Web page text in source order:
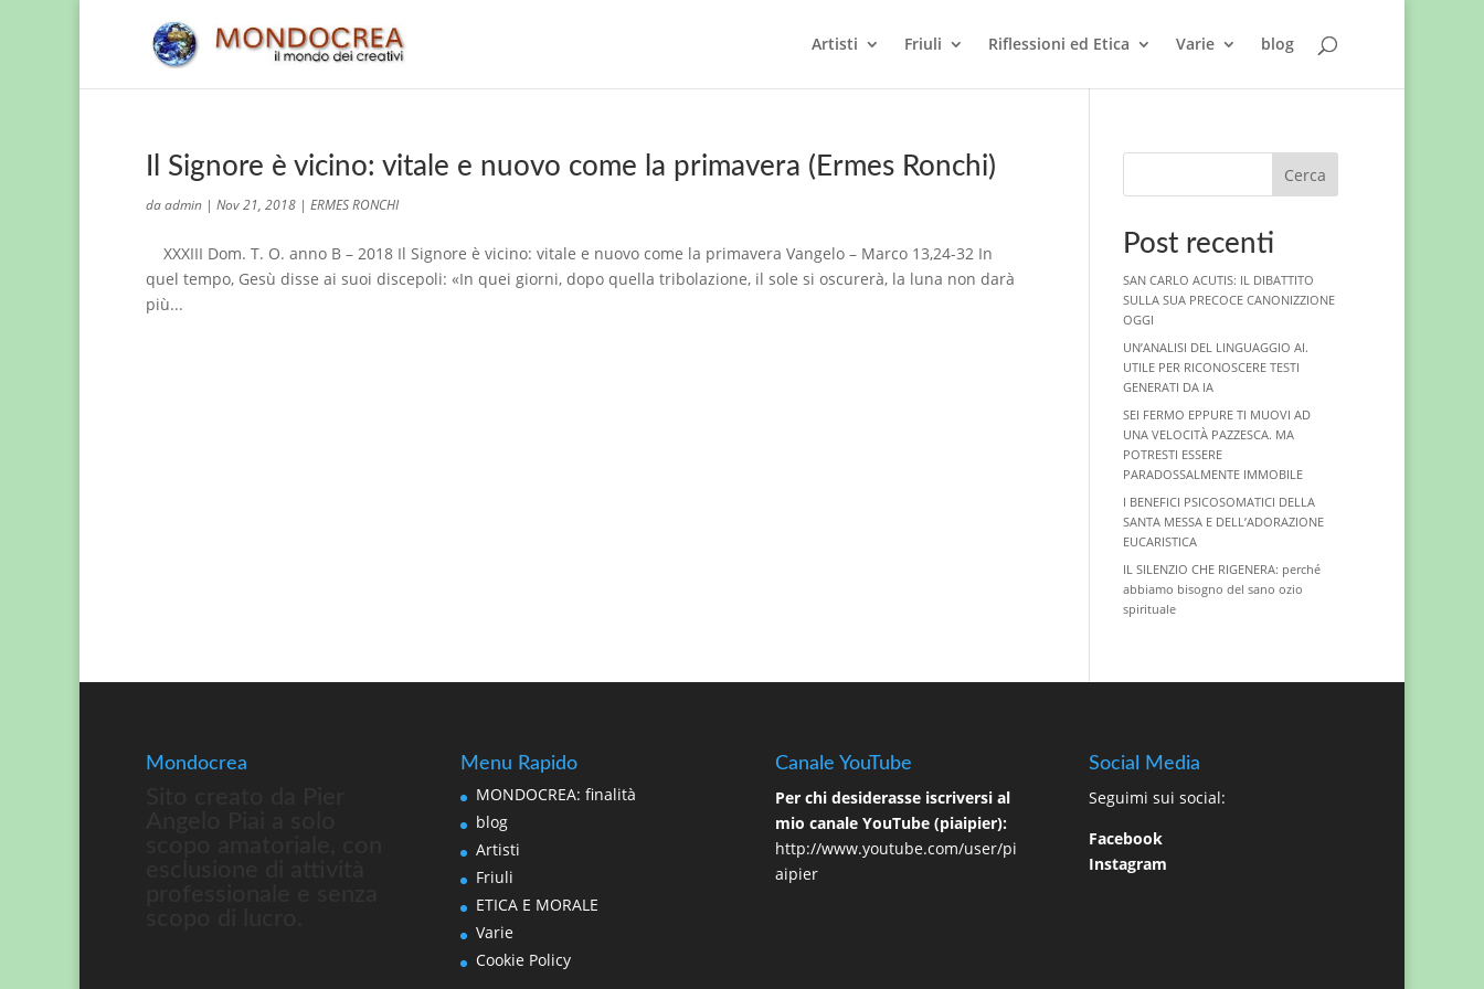
Artisti Friuli Riflessioni ed Etica Varie blog
Il Signore è vicino: vitale e nuovo come la primavera (Ermes Ronchi)
daadmin | Nov 21, 2018 | ERMES RONCHI
XXXIII Dom. T. O. anno B – 2018 Il Signore è vicino: vitale e nuovo come la primavera Vangelo – Marco 13,24-32 In
quel tempo, Gesù disse ai suoi discepoli: «In quei giorni, dopo quella tribolazione, il sole si oscurerà, la luna non darà
più...
Cerca
Post recenti
SAN CARLO ACUTIS: IL DIBATTITO
SULLA SUA PRECOCE CANONIZZIONE
OGGI
UN’ANALISI DEL LINGUAGGIO AI.
UTILE PER RICONOSCERE TESTI
GENERATI DA IA
SEI FERMO EPPURE TI MUOVI AD
UNA VELOCITÀ PAZZESCA. MA
POTRESTI ESSERE
PARADOSSALMENTE IMMOBILE
I BENEFICI PSICOSOMATICI DELLA
SANTA MESSA E DELL’ADORAZIONE
EUCARISTICA
IL SILENZIO CHE RIGENERA: perché
abbiamo bisogno del sano ozio
spirituale
Mondocrea Menu Rapido
MONDOCREA: finalità
blog
Artisti
Friuli
ETICA E MORALE
Varie
Cookie Policy
Canale YouTube
Per chi desiderasse iscriversi al
mio canale YouTube (piaipier):
http://www.youtube.com/user/pi
aipier
Social Media
Seguimi sui social:
Facebook
Instagram